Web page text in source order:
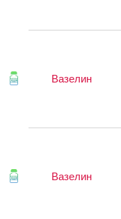
Вазелин
Вазелин